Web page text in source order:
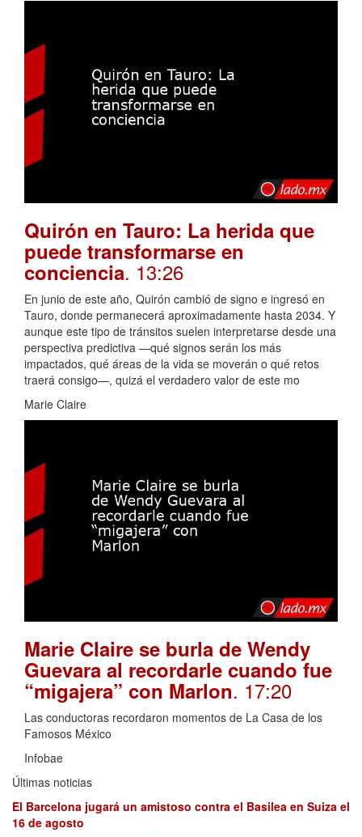
Quirón en Tauro: La herida que
puede transformarse en
conciencia. 13:26
En junio de este año, Quirón cambió de signo e ingresó en
Tauro, donde permanecerá aproximadamente hasta 2034. Y
aunque este tipo de tránsitos suelen interpretarse desde una
perspectiva predictiva —qué signos serán los más
impactados, qué áreas de la vida se moverán o qué retos
traerá consigo—, quizá el verdadero valor de este mo
Marie Claire
Marie Claire se burla de Wendy
Guevara al recordarle cuando fue
“migajera” con Marlon. 17:20
Las conductoras recordaron momentos de La Casa de los
Famosos México
Infobae
Últimas noticias
El Barcelona jugará un amistoso contra el Basilea en Suiza el
16 de agosto